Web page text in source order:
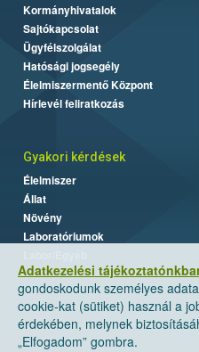
Adatkezelési
gondoskodunk személyes
cookie-kat (sütiket) használ a
érdekében, melynek
„Elfogadom” gombra.
Kormányhivatalok
Sajtókapcsolat
Ügyfélszolgálat
Hatósági jogsegély
Élelmiszermentő Központ
Hírlevél feliratkozás
Gyakori kérdések
Élelmiszer
Állat
Növény
Laboratóriumok